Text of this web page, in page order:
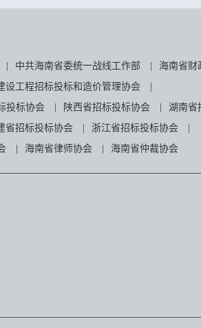
中共海南省委统一战线工作部 海南省财
设工程招标投标和造价管理协会
投标协会 陕西省招标投标协会 湖南省
省招标投标协会 浙江省招标投标协会
海南省律师协会 海南省仲裁协会